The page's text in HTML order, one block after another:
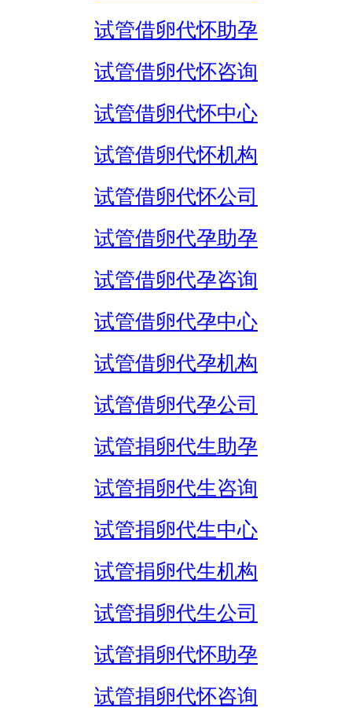
试管借卵代怀助孕
试管借卵代怀咨询
试管借卵代怀中心
试管借卵代怀机构
试管借卵代怀公司
试管借卵代孕助孕
试管借卵代孕咨询
试管借卵代孕中心
试管借卵代孕机构
试管借卵代孕公司
试管捐卵代生助孕
试管捐卵代生咨询
试管捐卵代生中心
试管捐卵代生机构
试管捐卵代生公司
试管捐卵代怀助孕
试管捐卵代怀咨询